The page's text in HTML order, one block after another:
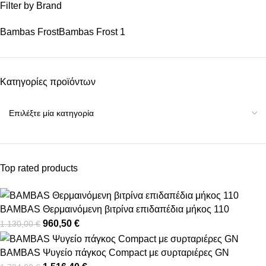
Filter by Brand
Bambas FrostBambas Frost 1
Κατηγορίες προϊόντων
Top rated products
BAMBAS Θερμαινόμενη βιτρίνα επιδαπέδια μήκος 110
1.130,00€ 960,50 €
BAMBAS Ψυγείο πάγκος Compact με συρταριέρες GN